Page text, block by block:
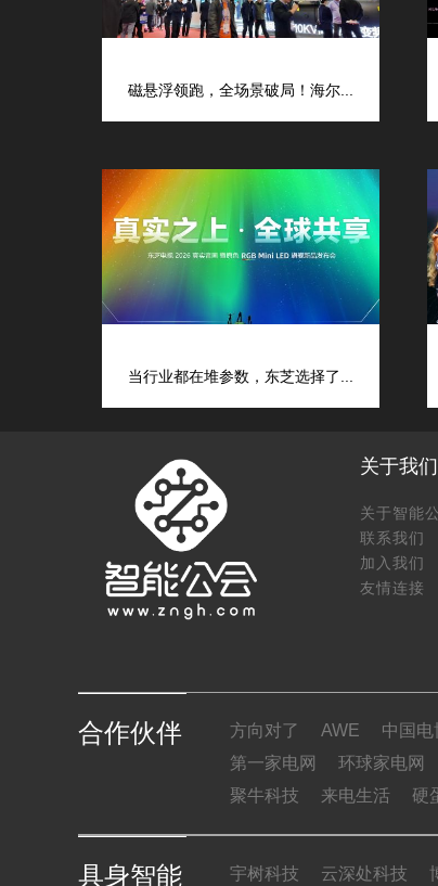
磁悬浮领跑，全场景破局！海尔...
当行业都在堆参数，东芝选择了...
关于我们
关于智能
联系我们
加入我们
友情连接
合作伙伴 方向对了 AWE 中国
第一家电网
环球家电网
聚牛科技
来电生活 硬
具身智能 宇树科技 云深处科技